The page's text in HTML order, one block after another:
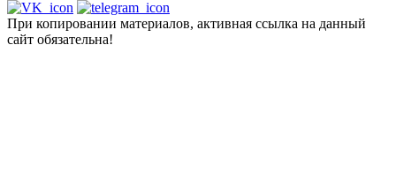
При копировании материалов, активная ссылка на данный
сайт обязательна!